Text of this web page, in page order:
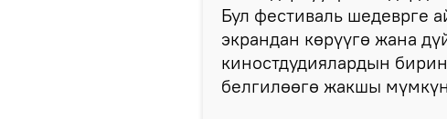
Бул фестиваль шедеврге
экрандан көрүүгө жана
киностдудиялардын
белгилөөгө жакшы